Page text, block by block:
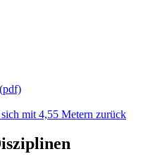
mit 4,55 Metern zurück